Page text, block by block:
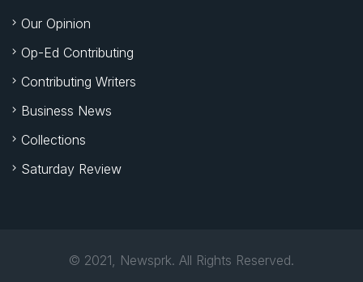
Our Opinion
Op-Ed Contributing
Contributing Writers
Business News
Collections
Saturday Review
© 2021, Newsprk. All Rights Reserved.